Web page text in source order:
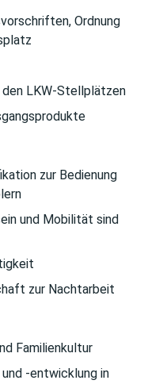
Ordnung
LKW-Stellplätzen
zur Bedienung
und Mobilität sind
zur Nachtarbeit
Familienkultur
-entwicklung in